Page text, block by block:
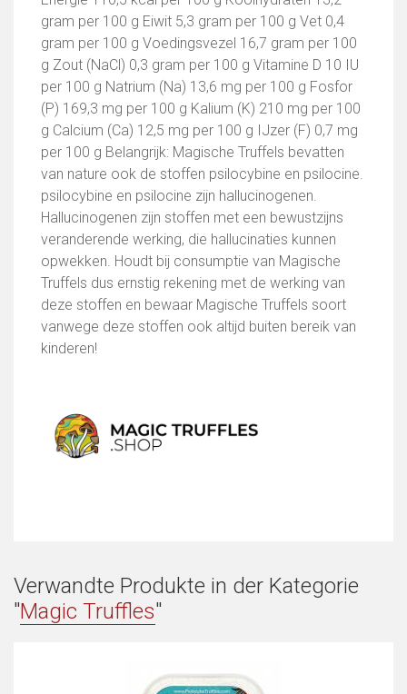
gram per 100 g Eiwit 5,3 gram per 100 g Vet 0,4
gram per 100 g Voedingsvezel 16,7 gram per 100
g Zout (NaCl) 0,3 gram per 100 g Vitamine D 10 IU
per 100 g Natrium (Na) 13,6 mg per 100 g Fosfor
(P) 169,3 mg per 100 g Kalium (K) 210 mg per 100
g Calcium (Ca) 12,5 mg per 100 g IJzer (F) 0,7 mg
per 100 g Belangrijk: Magische Truffels bevatten
van nature ook de stoffen psilocybine en psilocine.
psilocybine en psilocine zijn hallucinogenen.
Hallucinogenen zijn stoffen met een bewustzijns
veranderende werking, die hallucinaties kunnen
opwekken. Houdt bij consumptie van Magische
Truffels dus ernstig rekening met de werking van
deze stoffen en bewaar Magische Truffels soort
vanwege deze stoffen ook altijd buiten bereik van
kinderen!
Verwandte Produkte in der Kategorie
"Magic Truffles"